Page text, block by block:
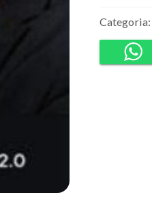
2.0
2021
Lerry
Categoria: